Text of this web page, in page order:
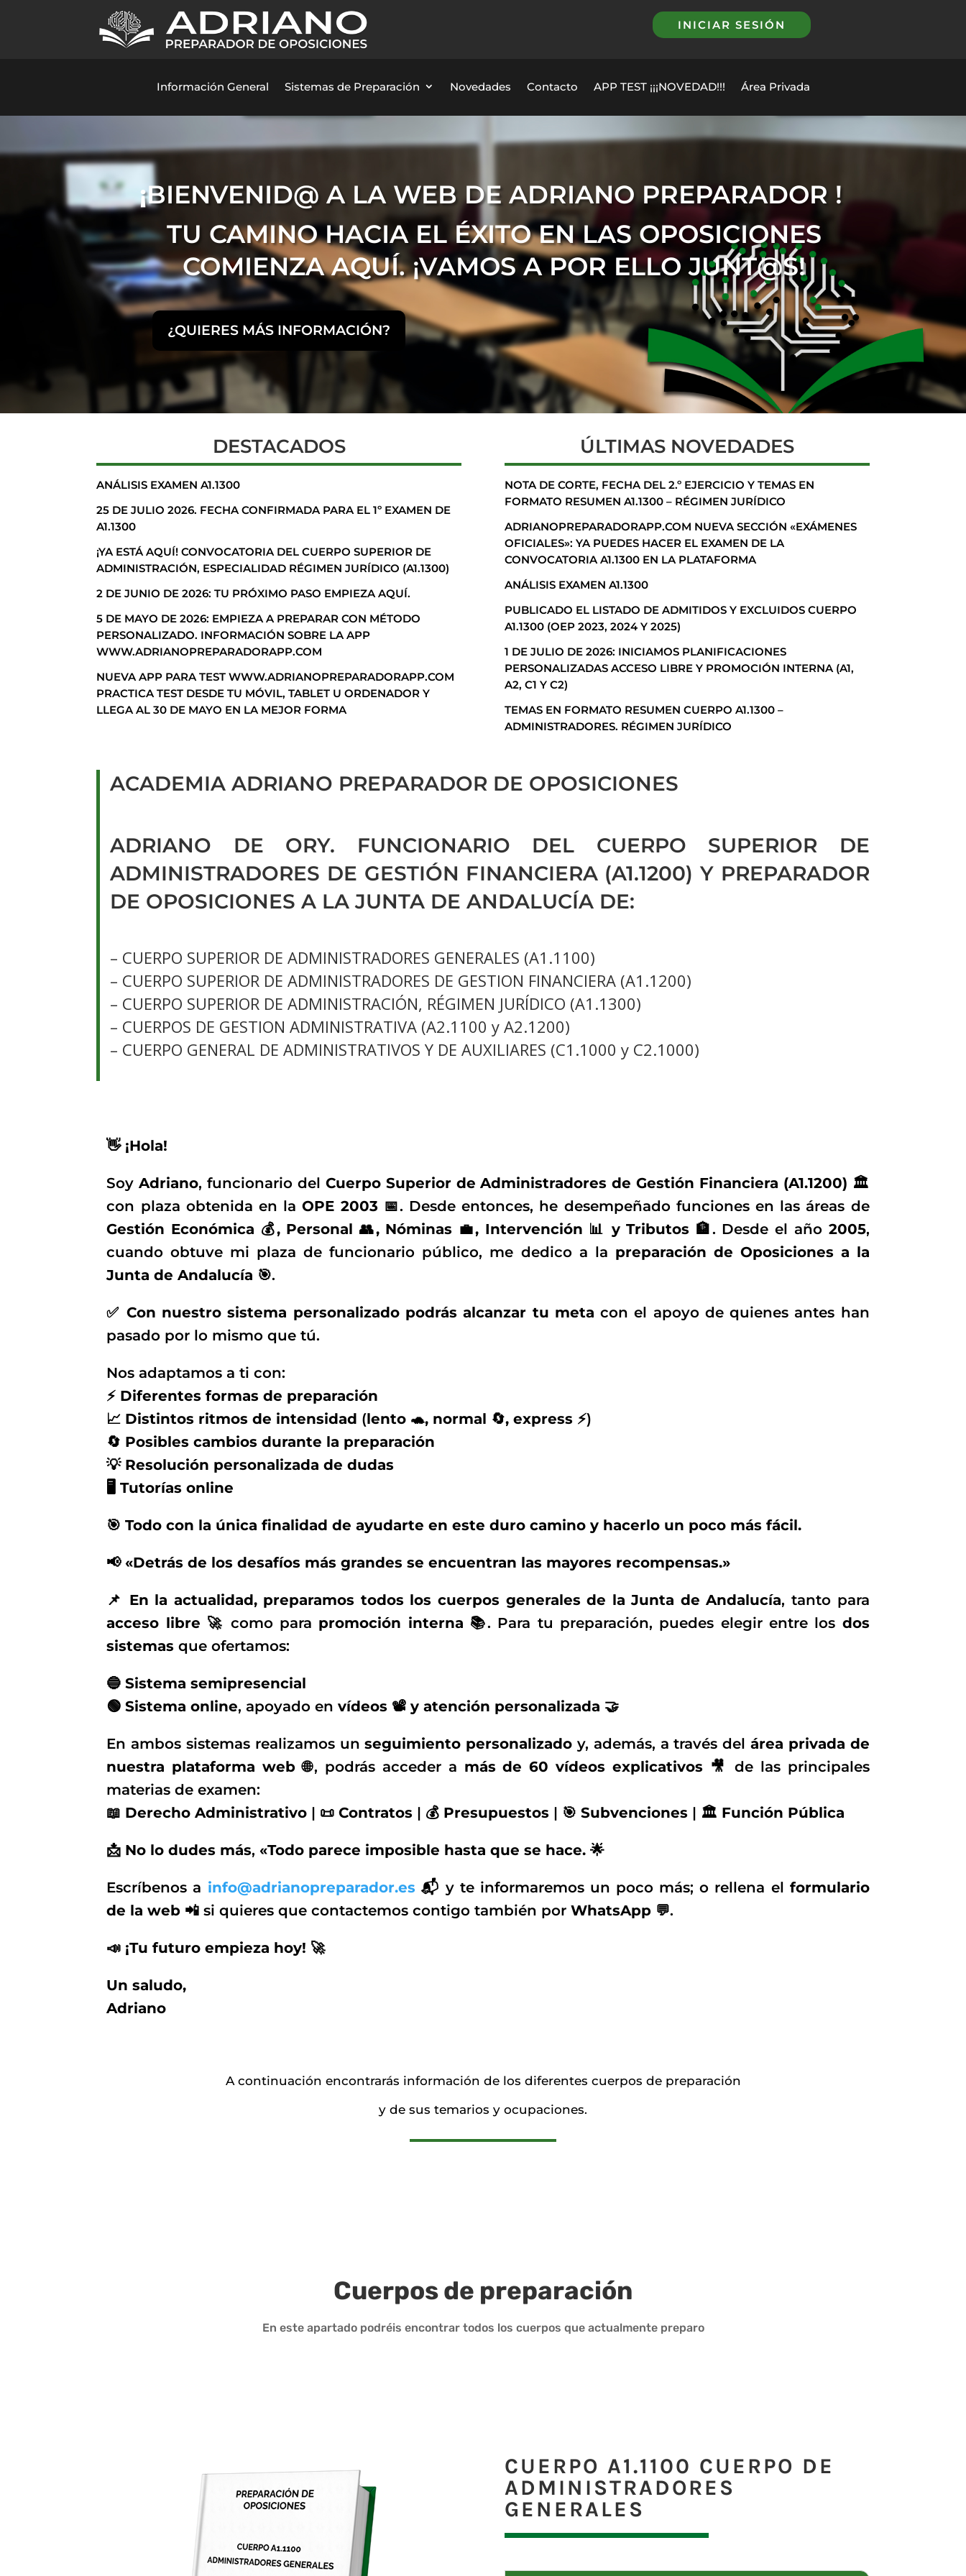
INICIAR SESIÓN
Información General Sistemas de Preparación Novedades Contacto APP TEST ¡¡¡NOVEDAD!!! Área Privada
¡BIENVENID@ A LA WEB DE ADRIANO PREPARADOR !
TU CAMINO HACIA EL ÉXITO EN LAS OPOSICIONES
COMIENZA AQUÍ. ¡VAMOS A POR ELLO JUNT@S!
¿QUIERES MÁS INFORMACIÓN?
DESTACADOS
ANÁLISIS EXAMEN A1.1300
25 DE JULIO 2026. FECHA CONFIRMADA PARA EL 1º EXAMEN DE
A1.1300
¡YA ESTÁ AQUÍ! CONVOCATORIA DEL CUERPO SUPERIOR DE
ADMINISTRACIÓN, ESPECIALIDAD RÉGIMEN JURÍDICO (A1.1300)
2 DE JUNIO DE 2026: TU PRÓXIMO PASO EMPIEZA AQUÍ.
5 DE MAYO DE 2026: EMPIEZA A PREPARAR CON MÉTODO
PERSONALIZADO. INFORMACIÓN SOBRE LA APP
WWW.ADRIANOPREPARADORAPP.COM
NUEVA APP PARA TEST WWW.ADRIANOPREPARADORAPP.COM
PRACTICA TEST DESDE TU MÓVIL, TABLET U ORDENADOR Y
LLEGA AL 30 DE MAYO EN LA MEJOR FORMA
ÚLTIMAS NOVEDADES
NOTA DE CORTE, FECHA DEL 2.º EJERCICIO Y TEMAS EN
FORMATO RESUMEN A1.1300 – RÉGIMEN JURÍDICO
ADRIANOPREPARADORAPP.COM NUEVA SECCIÓN «EXÁMENES
OFICIALES»: YA PUEDES HACER EL EXAMEN DE LA
CONVOCATORIA A1.1300 EN LA PLATAFORMA
ANÁLISIS EXAMEN A1.1300
PUBLICADO EL LISTADO DE ADMITIDOS Y EXCLUIDOS CUERPO
A1.1300 (OEP 2023, 2024 Y 2025)
1 DE JULIO DE 2026: INICIAMOS PLANIFICACIONES
PERSONALIZADAS ACCESO LIBRE Y PROMOCIÓN INTERNA (A1,
A2, C1 Y C2)
TEMAS EN FORMATO RESUMEN CUERPO A1.1300 –
ADMINISTRADORES. RÉGIMEN JURÍDICO
ACADEMIA ADRIANO PREPARADOR DE OPOSICIONES
ADRIANO DE ORY. FUNCIONARIO DEL CUERPO SUPERIOR DE
ADMINISTRADORES DE GESTIÓN FINANCIERA (A1.1200) Y PREPARADOR
DE OPOSICIONES A LA JUNTA DE ANDALUCÍA DE:
– CUERPO SUPERIOR DE ADMINISTRADORES GENERALES (A1.1100)
– CUERPO SUPERIOR DE ADMINISTRADORES DE GESTION FINANCIERA (A1.1200)
– CUERPO SUPERIOR DE ADMINISTRACIÓN, RÉGIMEN JURÍDICO (A1.1300)
– CUERPOS DE GESTION ADMINISTRATIVA (A2.1100 y A2.1200)
– CUERPO GENERAL DE ADMINISTRATIVOS Y DE AUXILIARES (C1.1000 y C2.1000)
👋 ¡Hola!
SoyAdriano, funcionario del Cuerpo Superior de Administradores de Gestión Financiera (A1.1200) 🏛️
con plaza obtenida en laOPE 2003 📅. Desde entonces, he desempeñado funciones en las áreas de
Gestión Económica 💰, Personal 👥, Nóminas 💼, Intervención 📊 y Tributos 🏦. Desde el año 2005,
cuando obtuve mi plaza de funcionario público, me dedico a la preparación de Oposiciones a la
Junta de Andalucía 🎯.
✅ Con nuestro sistema personalizado podrás alcanzar tu meta con el apoyo de quienes antes han
pasado por lo mismo que tú.
Nos adaptamos a ti con:
⚡ Diferentes formas de preparación
📈 Distintos ritmos de intensidad (lento 🐢, normal 🔄, express ⚡)
🔄 Posibles cambios durante la preparación
💡 Resolución personalizada de dudas
🖥️Tutorías online
🎯 Todo con la única finalidad de ayudarte en este duro camino y hacerlo un poco más fácil.
📢«Detrás de los desafíos más grandes se encuentran las mayores recompensas.»
📌 En la actualidad, preparamos todos los cuerpos generales de la Junta de Andalucía, tanto para
acceso libre 🚀 como para promoción interna 📚. Para tu preparación, puedes elegir entre los dos
sistemas que ofertamos:
🔵Sistema semipresencial
🟢Sistema online, apoyado envídeos 📽️ y atención personalizada 🤝
En ambos sistemas realizamos unseguimiento personalizado y, además, a través delárea privada de
nuestra plataforma web 🌐, podrás acceder a más de 60 vídeos explicativos 🎥
de las principales
materias de examen:
📖 Derecho Administrativo | 📜Contratos | 💰 Presupuestos | 🎯Subvenciones | 🏛️ Función Pública
📩 No lo dudes más,«Todo parece imposible hasta que se hace. 🌟
Escríbenos a info@adrianopreparador.es 📬 y te informaremos un poco más; o rellena el formulario
de la web 📲 si quieres que contactemos contigo también porWhatsApp 💬.
📣 ¡Tu futuro empieza hoy! 🚀
Un saludo,
Adriano
A continuación encontrarás información de los diferentes cuerpos de preparación
y de sus temarios y ocupaciones.
Cuerpos de preparación
En este apartado podréis encontrar todos los cuerpos que actualmente preparo
CUERPO A1.1100 CUERPO DE
ADMINISTRADORES
GENERALES